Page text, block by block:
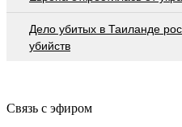
Дело убитых в Таиланде
убийств
Связь с эфиром